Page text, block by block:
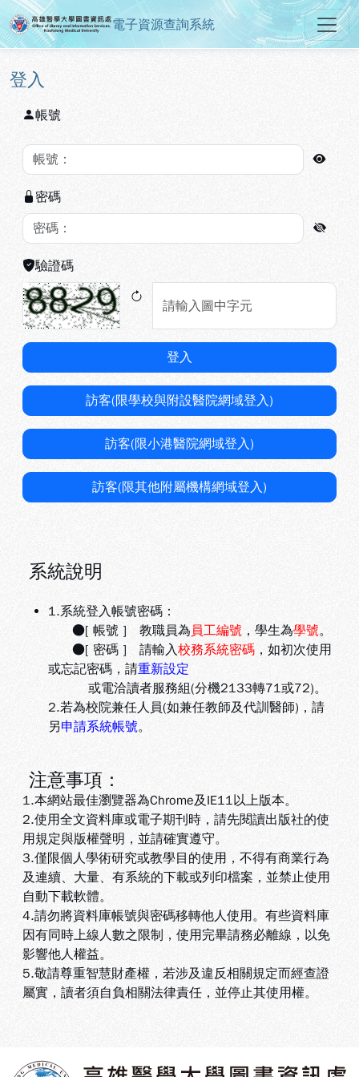
跳到主要內容
:::
高雄醫學大學圖書資訊處電子資
電子資源查詢系統
:::
登入
帳號
密碼
驗證碼
登入
訪客(限學校與附設醫院網域登入)
訪客(限小港醫院網域登入)
訪客(限其他附屬機構網域登入)
系統說明
1.系統登入帳號密碼：
●[ 帳號 ] 教職員為 員工編號 ，學生為學號。
●[ 密碼 ] 請輸入校務系統密碼 ，如初次使用
或忘記密碼，請重新設定
或電洽讀者服務組(分機2133轉71或72)。
2.若為校院兼任人員(如兼任教師及代訓醫師)，請
另申請系統帳號。
注意事項：
1.本網站最佳瀏覽器為Chrome及IE11以上版本。
2.使用全文資料庫或電子期刊時，請先閱讀出版社的使
用規定與版權聲明，並請確實遵守。
3.僅限個人學術研究或教學目的使用，不得有商業行為
及連續、大量、有系統的下載或列印檔案，並禁止使用
自動下載軟體。
4.請勿將資料庫帳號與密碼移轉他人使用。有些資料庫
因有同時上線人數之限制，使用完畢請務必離線，以免
影響他人權益。
5.敬請尊重智慧財產權，若涉及違反相關規定而經查證
屬實，讀者須自負相關法律責任，並停止其使用權。